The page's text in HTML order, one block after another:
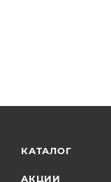
КАТАЛОГ
АКЦИИ